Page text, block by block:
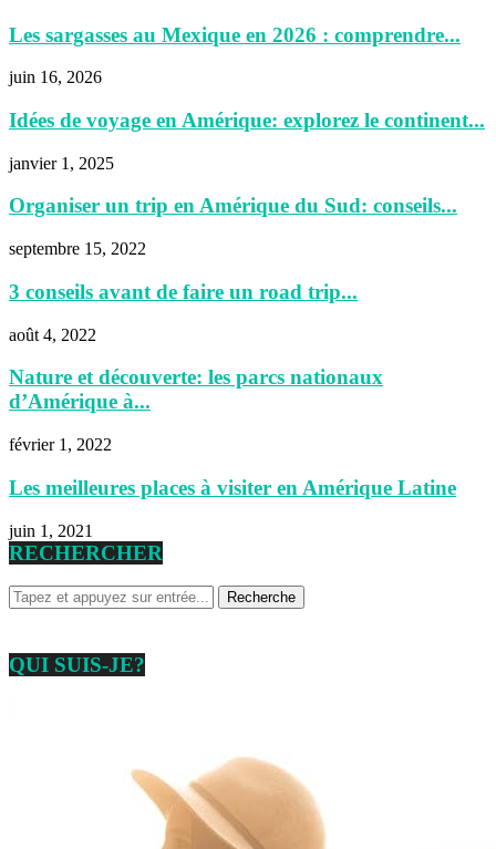
Les sargasses au Mexique en 2026 : comprendre...
juin 16, 2026
Idées de voyage en Amérique: explorez le continent...
janvier 1, 2025
Organiser un trip en Amérique du Sud: conseils...
septembre 15, 2022
3 conseils avant de faire un road trip...
août 4, 2022
Nature et découverte: les parcs nationaux
d’Amérique à...
février 1, 2022
Les meilleures places à visiter en Amérique Latine
juin 1, 2021
RECHERCHER
QUI SUIS-JE?